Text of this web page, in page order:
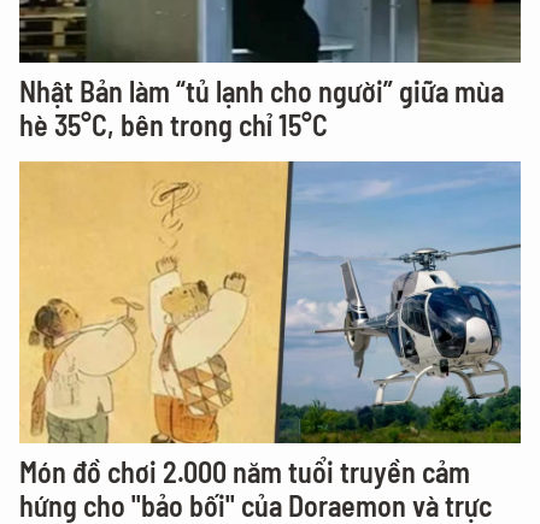
Nhật Bản làm “tủ lạnh cho người” giữa mùa
hè 35°C, bên trong chỉ 15°C
Món đồ chơi 2.000 năm tuổi truyền cảm
hứng cho "bảo bối" của Doraemon và trực